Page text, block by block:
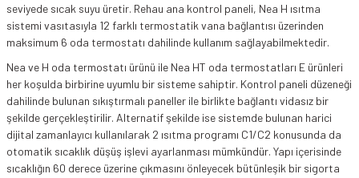
seviyede sıcak suyu üretir. Rehau ana kontrol paneli, Nea H ısıtma
sistemi vasıtasıyla 12 farklı termostatik vana bağlantısı üzerinden
maksimum 6 oda termostatı dahilinde kullanım sağlayabilmektedir.
Nea ve H oda termostatı ürünü ile Nea HT oda termostatları E ürünleri
her koşulda birbirine uyumlu bir sisteme sahiptir. Kontrol paneli düzeneği
dahilinde bulunan sıkıştırmalı paneller ile birlikte bağlantı vidasız bir
şekilde gerçekleştirilir. Alternatif şekilde ise sistemde bulunan harici
dijital zamanlayıcı kullanılarak 2 ısıtma programı C1/C2 konusunda da
otomatik sıcaklık düşüş işlevi ayarlanması mümkündür. Yapı içerisinde
sıcaklığın 60 derece üzerine çıkmasını önleyecek bütünleşik bir sigorta